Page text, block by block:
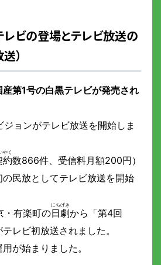
ビの登場とテレビ放送の
）
第1号の白黒テレビが発売され
ジョンがテレビ放送を開始しま
約数866件、受信料月額200円）
の民放としてテレビ放送を開始
・有楽町の日劇から「第4回
レビ初放送されました。
が始まりました。